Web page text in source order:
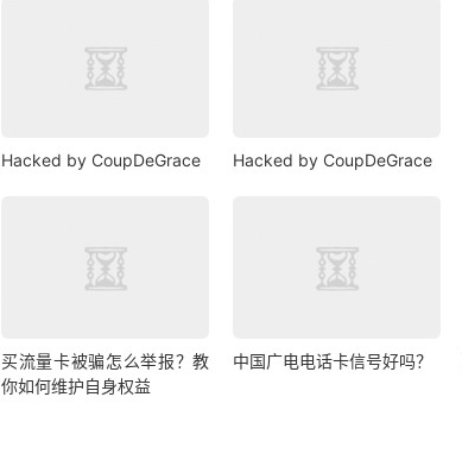
Hacked by CoupDeGrace Hacked by CoupDeGrace
买流量卡被骗怎么举报？教
你如何维护自身权益
中国广电电话卡信号好吗？